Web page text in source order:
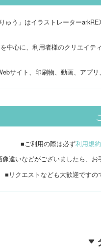
ゅう」はイラストレーター
中心に、利用者様のクリエイテ
サイト、印刷物、動画、アプ
■ご利用の際は必ず利用規約
違いなどがございましたら、お
■リクエストなども大歓迎ですの